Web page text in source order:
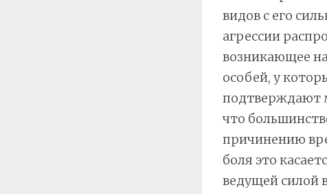
видов с его
агрессии
возникающее
особей, у
подтверждают
что
причинению
боля это
ведущей силой